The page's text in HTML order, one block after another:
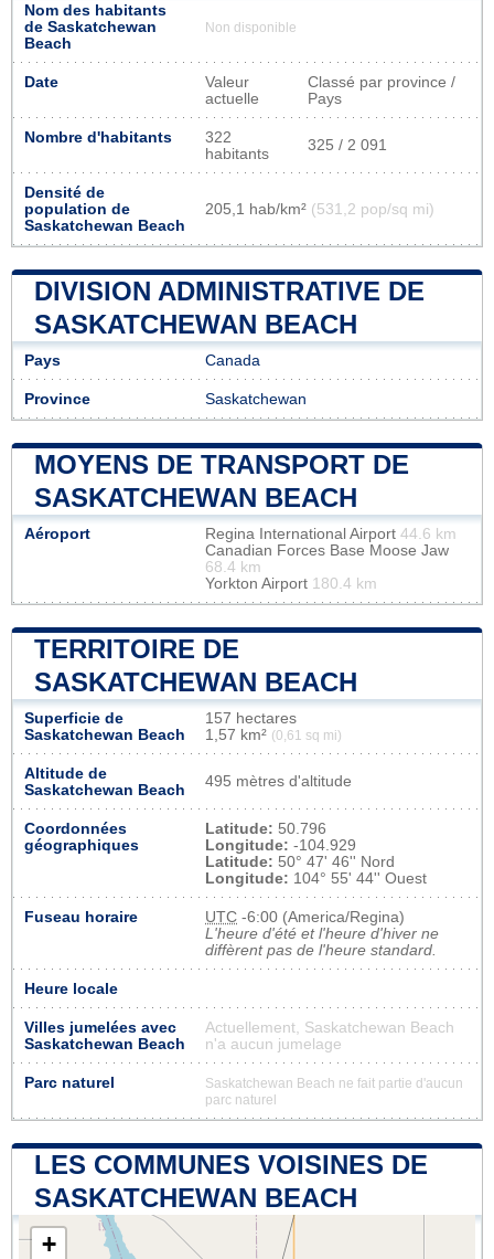
Nom des habitants
de Saskatchewan
Beach
Non disponible
Date
Valeur
actuelle
Classé par province /
Pays
Nombre d'habitants
322
habitants
325 / 2 091
Densité de
population de
Saskatchewan Beach
205,1 hab/km² (531,2 pop/sq mi)
DIVISION ADMINISTRATIVE DE
SASKATCHEWAN BEACH
Pays Canada
Province Saskatchewan
MOYENS DE TRANSPORT DE
SASKATCHEWAN BEACH
Aéroport Regina International Airport 44.6 km
Canadian Forces Base Moose Jaw
68.4 km
Yorkton Airport 180.4 km
TERRITOIRE DE
SASKATCHEWAN BEACH
Superficie de
Saskatchewan Beach
157 hectares
1,57 km² (0,61 sq mi)
Altitude de
Saskatchewan Beach
495 mètres d'altitude
Coordonnées
géographiques
Latitude: 50.796
Longitude: -104.929
Latitude: 50° 47' 46'' Nord
Longitude: 104° 55' 44'' Ouest
Fuseau horaire UTC -6:00 (America/Regina)
L'heure d'été et l'heure d'hiver ne
diffèrent pas de l'heure standard.
Heure locale
Villes jumelées avec
Saskatchewan Beach
Actuellement, Saskatchewan Beach
n'a aucun jumelage
Parc naturel
Saskatchewan Beach ne fait partie d'aucun
parc naturel
LES COMMUNES VOISINES DE
SASKATCHEWAN BEACH
+